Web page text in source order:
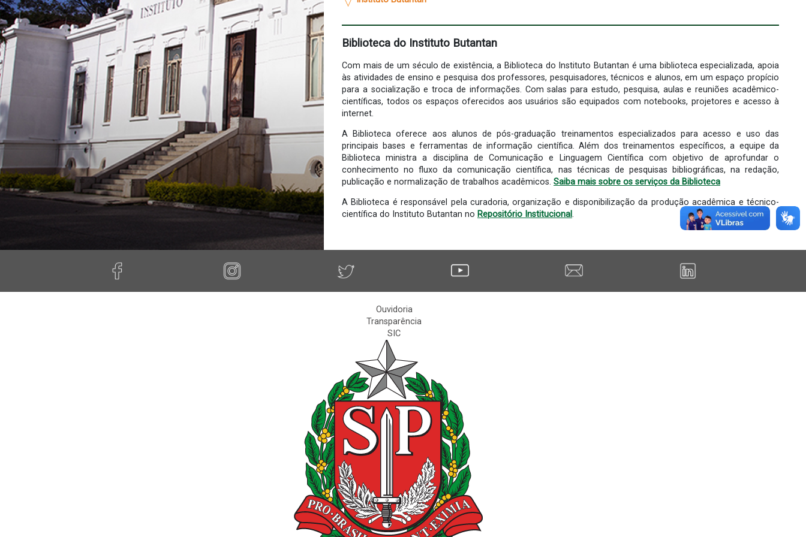
Biblioteca do Instituto Butantan
Com mais de um século de existência, a Biblioteca do Instituto Butantan é uma biblioteca especializada, apoia
às atividades de ensino e pesquisa dos professores, pesquisadores, técnicos e alunos, em um espaço propício
para a socialização e troca de informações. Com salas para estudo, pesquisa, aulas e reuniões acadêmico-
científicas, todos os espaços oferecidos aos usuários são equipados com notebooks, projetores e acesso à
internet.
A Biblioteca oferece aos alunos de pós-graduação treinamentos especializados para acesso e uso das
principais bases e ferramentas de informação científica. Além dos treinamentos específicos, a equipe da
Biblioteca ministra a disciplina de Comunicação e Linguagem Científica com objetivo de aprofundar o
conhecimento no fluxo da comunicação científica, nas técnicas de pesquisas bibliográficas, na redação,
publicação e normalização de trabalhos acadêmicos. Saiba mais sobre os serviços da Biblioteca
A Biblioteca é responsável pela curadoria, organização e disponibilização da produção acadêmica e técnico-
científica do Instituto Butantan no Repositório Institucional.
Ouvidoria
Transparência
SIC